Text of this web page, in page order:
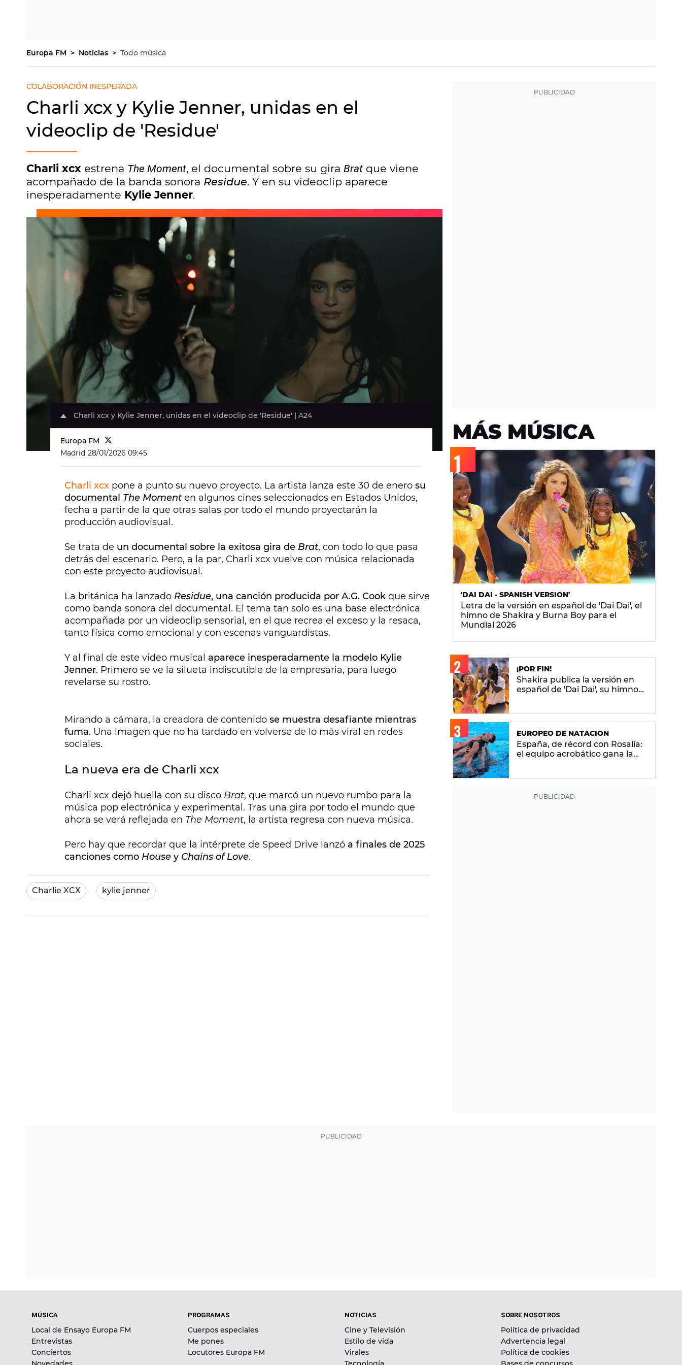
Europa FM Noticias Todo música
COLABORACIÓN INESPERADA
Charli xcx y Kylie Jenner, unidas en el
videoclip de 'Residue'
Charli xcx estrena The Moment, el documental sobre su gira Brat que viene
acompañado de la banda sonora Residue. Y en su videoclip aparece
inesperadamente Kylie Jenner.
Charli xcx y Kylie Jenner, unidas en el videoclip de 'Residue' | A24
Europa FM
Madrid 28/01/2026 09:45
Charli xcx pone a punto su nuevo proyecto. La artista lanza este 30 de enero su
documental The Momenten algunos cines seleccionados en Estados Unidos,
fecha a partir de la que otras salas por todo el mundo proyectarán la
producción audiovisual.
Se trata de un documental sobre la exitosa gira de Brat, con todo lo que pasa
detrás del escenario. Pero, a la par, Charli xcx vuelve con música relacionada
con este proyecto audiovisual.
La británica ha lanzado Residue, una canción producida por A.G. Cook que sirve
como banda sonora del documental. El tema tan solo es una base electrónica
acompañada por un videoclip sensorial, en el que recrea el exceso y la resaca,
tanto física como emocional y con escenas vanguardistas.
Y al final de este video musical aparece inesperadamente la modelo Kylie
Jenner. Primero se ve la silueta indiscutible de la empresaria, para luego
revelarse su rostro.
Mirando a cámara, la creadora de contenido se muestra desafiante mientras
fuma. Una imagen que no ha tardado en volverse de lo más viral en redes
sociales.
La nueva era de Charli xcx
Charli xcx dejó huella con su disco Brat, que marcó un nuevo rumbo para la
música pop electrónica y experimental. Tras una gira por todo el mundo que
ahora se verá reflejada en The Moment, la artista regresa con nueva música.
Pero hay que recordar que la intérprete de Speed Drive lanzó a finales de 2025
canciones como House y Chains of Love.
Charlie XCX kylie jenner
MÁS MÚSICA
'DAI DAI - SPANISH VERSION'
Letra de la versión en español de 'Dai Dai', el
himno de Shakira y Burna Boy para el
Mundial 2026
¡POR FIN!
Shakira publica la versión en
español de 'Dai Dai', su himno
EUROPEO DE NATACIÓN
España, de récord con Rosalía:
el equipo acrobático gana la
MÚSICA
Local de Ensayo Europa FM
Entrevistas
Conciertos
PROGRAMAS
Cuerpos especiales
Me pones
Locutores Europa FM
NOTICIAS
Cine y Televisión
Estilo de vida
Virales
SOBRE NOSOTROS
Política de privacidad
Advertencia legal
Política de cookies